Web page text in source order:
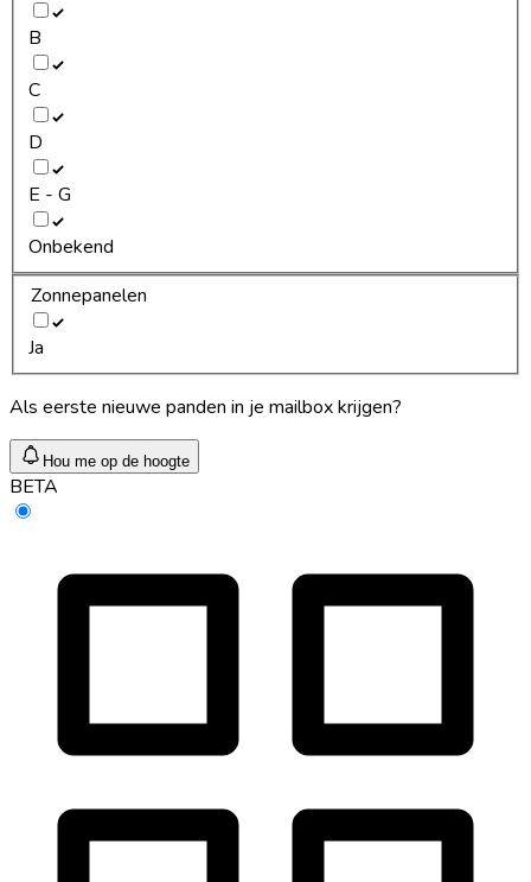
B
C
D
E - G
Onbekend
Zonnepanelen
Ja
Als eerste nieuwe panden in je mailbox krijgen?
Hou me op de hoogte
BETA